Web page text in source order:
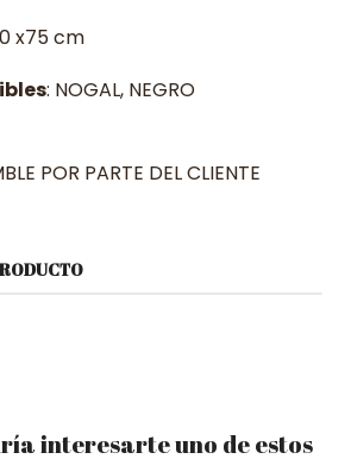
x75 cm
: NOGAL, NEGRO
POR PARTE DEL CLIENTE
interesarte uno de estos